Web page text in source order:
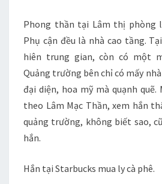
Phong thần tại Lâm thị phòng
Phụ cận đều là nhà cao tầng.
hiên trung gian, còn có một
Quảng trường bên chỉ có mấy
đại diện, hoa mỹ mà quạnh quẽ.
theo Lâm Mạc Thần, xem hắn
quảng trường, không biết sao,
hắn.
Hắn tại Starbucks mua ly cà phê.